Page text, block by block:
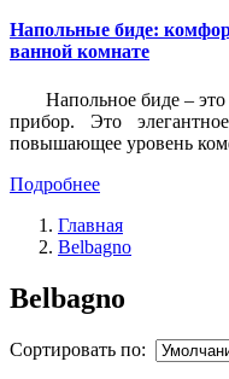
Напольные биде:
ванной комнате
Напольное биде –
прибор. Это
повышающее уровень
Подробнее
Главная
Belbagno
Belbagno
Сортировать по: